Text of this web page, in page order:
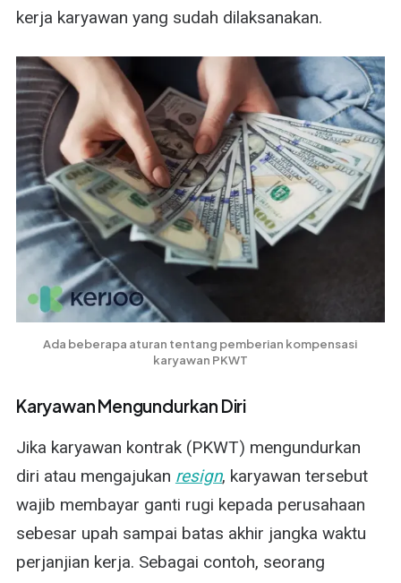
kerja karyawan yang sudah dilaksanakan.
Ada beberapa aturan tentang pemberian kompensasi
karyawan PKWT
Karyawan Mengundurkan Diri
Jika karyawan kontrak (PKWT) mengundurkan
diri atau mengajukan resign, karyawan tersebut
wajib membayar ganti rugi kepada perusahaan
sebesar upah sampai batas akhir jangka waktu
perjanjian kerja. Sebagai contoh, seorang